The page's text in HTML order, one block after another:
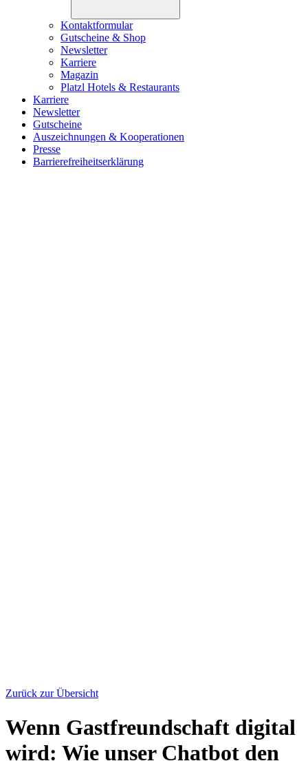
Kontaktformular
Gutscheine & Shop
Newsletter
Karriere
Magazin
Platzl Hotels & Restaurants
Karriere
Newsletter
Gutscheine
Auszeichnungen & Kooperationen
Presse
Barrierefreiheitserklärung
Zurück zur Übersicht
Wenn Gastfreundschaft digital
wird: Wie unser Chatbot den